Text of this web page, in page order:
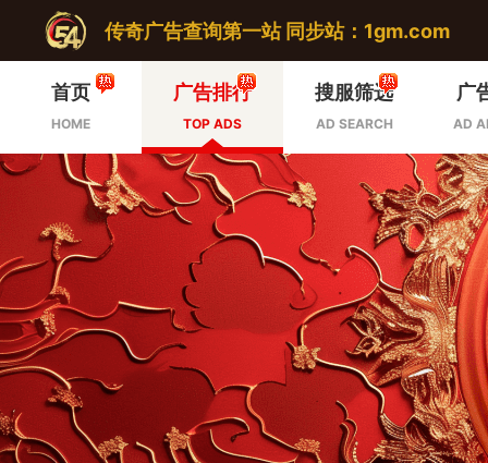
传奇广告查询第一站 同步站：1gm.com
首页
HOME
广告排行
TOP ADS
搜服筛选
AD SEARCH
广
AD